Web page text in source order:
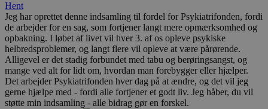
Hent
Jeg har oprettet denne indsamling til fordel for Psykiatrifonden, fordi
de arbejder for en sag, som fortjener langt mere opmærksomhed og
opbakning. I løbet af livet vil hver 3. af os opleve psykiske
helbredsproblemer, og langt flere vil opleve at være pårørende.
Alligevel er det stadig forbundet med tabu og berøringsangst, og
mange ved alt for lidt om, hvordan man forebygger eller hjælper.
Det arbejder Psykiatrifonden hver dag på at ændre, og det vil jeg
gerne hjælpe med - fordi alle fortjener et godt liv. Jeg håber, du vil
støtte min indsamling - alle bidrag gør en forskel.